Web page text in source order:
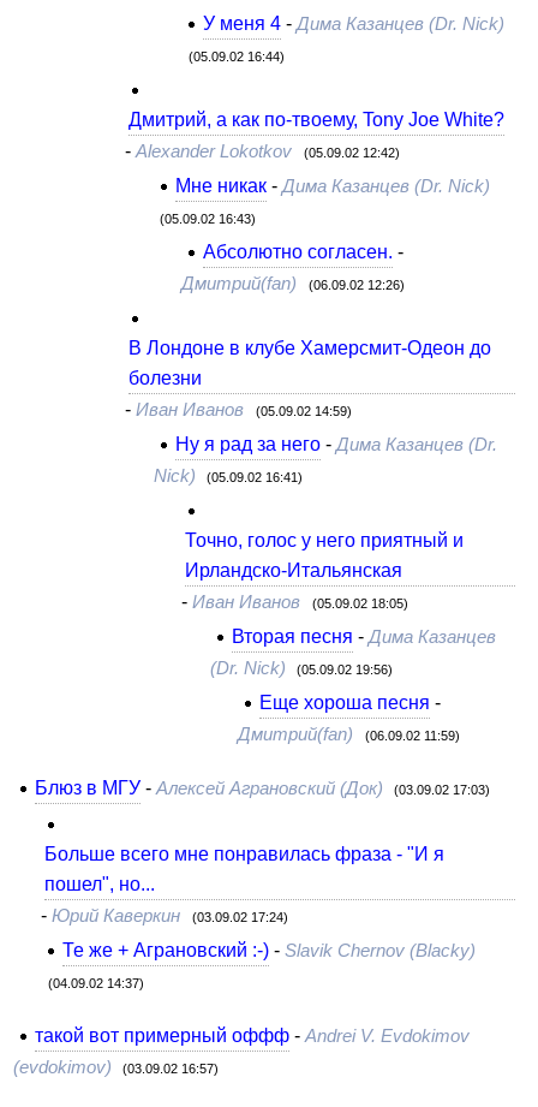
У меня 4 -Дима Казанцев (Dr. Nick)
(05.09.02 16:44)
Дмитрий, а как по-твоему, Tony Joe White?
-Alexander Lokotkov (05.09.02 12:42)
Мне никак- Дима Казанцев (Dr. Nick)
(05.09.02 16:43)
Абсолютно согласен. -
Дмитрий(fan) (06.09.02 12:26)
В Лондоне в клубе Хамерсмит-Одеон до
болезни
-Иван Иванов (05.09.02 14:59)
Ну я рад за него- Дима Казанцев (Dr.
Nick)
(05.09.02 16:41)
Точно, голос у него приятный и
Ирландско-Итальянская
-Иван Иванов (05.09.02 18:05)
Вторая песня - Дима Казанцев
(Dr. Nick)
(05.09.02 19:56)
Еще хороша песня -
Дмитрий(fan) (06.09.02 11:59)
Блюз в МГУ- Алексей Аграновский (Док) (03.09.02 17:03)
Больше всего мне понравилась фраза - "И я
пошел", но...
-Юрий Каверкин (03.09.02 17:24)
Те же + Аграновский :-) -Slavik Chernov (Blacky)
(04.09.02 14:37)
такой вот примерный оффф- Andrei V. Evdokimov
(evdokimov)
(03.09.02 16:57)